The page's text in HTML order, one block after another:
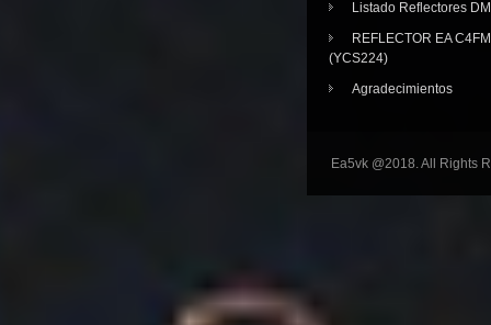
Listado Reflectores
REFLECTOR EA
(YCS224)
Agradecimientos
Ea5vk @2018. All Rights